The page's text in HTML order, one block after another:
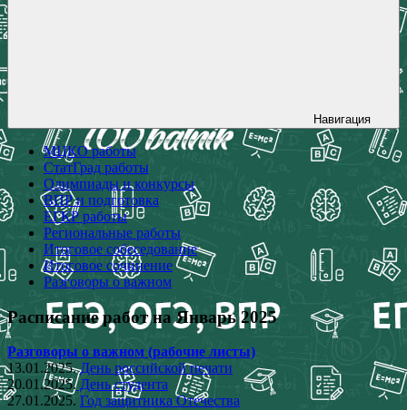
Навигация
МЦКО работы
СтатГрад работы
Олимпиады и конкурсы
ВПР и подготовка
ЕГКР работы
Региональные работы
Итоговое собеседование
Итоговое сочинение
Разговоры о важном
Расписание работ на Январь 2025
Разговоры о важном (рабочие листы)
13.01.2025.День российской печати
20.01.2025.День студента
27.01.2025. Год защитника Отечества